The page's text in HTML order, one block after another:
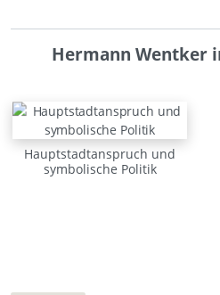
Hermann Wentker
Hauptstadtanspruch und
symbolische Politik